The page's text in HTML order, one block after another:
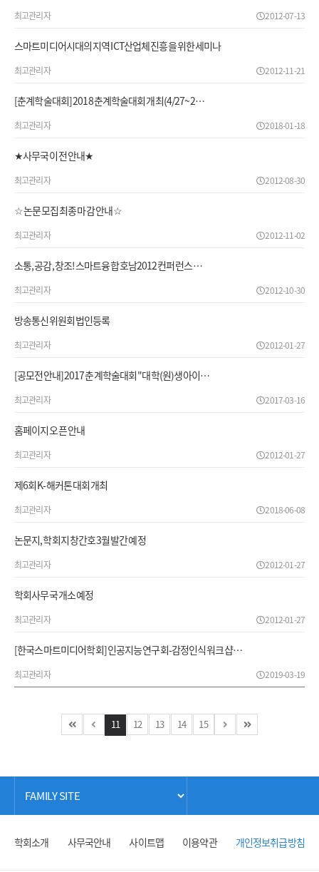
최고관리자 2012-07-13
스마트미디어시대의 지역 ICT산업체 진흥을 위한 세미나
최고관리자 2012-11-21
[춘계학술대회] 2018 춘계학술대회 개최(4/27~2…
최고관리자 2018-01-18
★사무국 이전 안내★
최고관리자 2012-08-30
☆ 논문 모집 최종 마감 안내 ☆
최고관리자 2012-11-02
소통, 공감, 창조! 스마트융합 호남2012 컨퍼런스 …
최고관리자 2012-10-30
방송통신위원회 법인등록
최고관리자 2012-01-27
[공모전안내] 2017 춘계학술대회 "대학(원)생 아이…
최고관리자 2017-03-16
홈페이지 오픈 안내
최고관리자 2012-01-27
제6회 K-해커톤 대회 개최
최고관리자 2018-06-08
논문지, 학회지 창간호 3월 발간 예정
최고관리자 2012-01-27
학회사무국 개소 예정
최고관리자 2012-01-27
[한국스마트미디어학회] 인공지능 연구회-감정인식 워크샵…
최고관리자 2019-03-19
11 12 13 14 15
학회소개 사무국안내 사이트맵 이용약관 개인정보취급방침